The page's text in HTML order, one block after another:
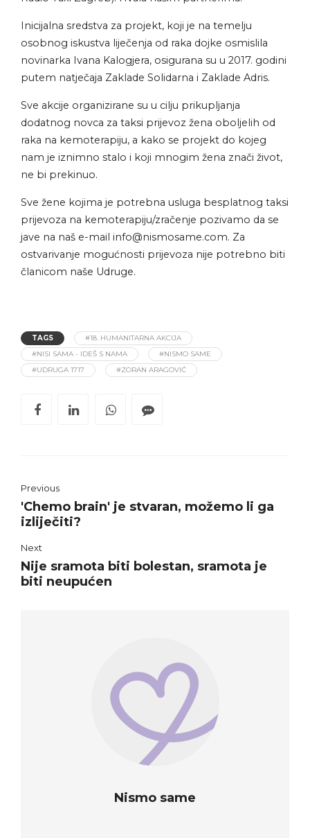
Inicijalna sredstva za projekt, koji je na temelju
osobnog iskustva liječenja od raka dojke osmislila
novinarka Ivana Kalogjera, osigurana su u 2017. godini
putem natječaja Zaklade Solidarna i Zaklade Adris.
Sve akcije organizirane su u cilju prikupljanja
dodatnog novca za taksi prijevoz žena oboljelih od
raka na kemoterapiju, a kako se projekt do kojeg
nam je iznimno stalo i koji mnogim žena znači život,
ne bi prekinuo.
Sve žene kojima je potrebna usluga besplatnog taksi
prijevoza na kemoterapiju/zračenje pozivamo da se
jave na naš e-mail info@nismosame.com. Za
ostvarivanje mogućnosti prijevoza nije potrebno biti
članicom naše Udruge.
TAGS
#18. HUMANITARNA AKCIJA
#NISI SAMA - IDEŠ S NAMA
#NISMO SAME
#UDRUGA 1717
#ZORAN ARAGOVIĆ
Previous
'Chemo brain' je stvaran, možemo li ga
izliječiti?
Next
Nije sramota biti bolestan, sramota je
biti neupućen
Nismo same